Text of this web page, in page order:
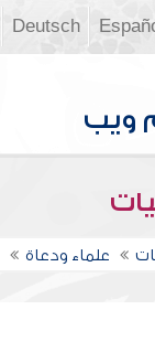
Deutsch
علماء ودعاة